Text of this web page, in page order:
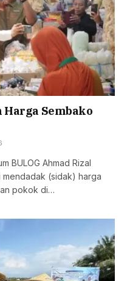
Sembako
BULOG Ahmad Rizal
mendadak (sidak) harga
pokok di…